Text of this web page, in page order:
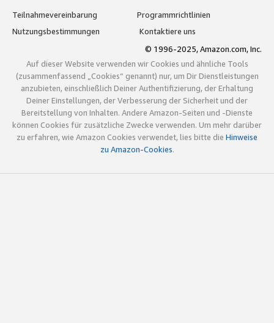
Teilnahmevereinbarung
Programmrichtlinien
Nutzungsbestimmungen
Kontaktiere uns
© 1996-2025, Amazon.com, Inc.
Auf dieser Website verwenden wir Cookies und ähnliche Tools
(zusammenfassend „Cookies“ genannt) nur, um Dir Dienstleistungen
anzubieten, einschließlich Deiner Authentifizierung, der Erhaltung
Deiner Einstellungen, der Verbesserung der Sicherheit und der
Bereitstellung von Inhalten. Andere Amazon-Seiten und -Dienste
können Cookies für zusätzliche Zwecke verwenden. Um mehr darüber
zu erfahren, wie Amazon Cookies verwendet, lies bitte die Hinweise
zu Amazon-Cookies.